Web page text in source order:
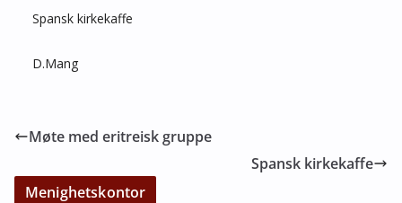
Spansk kirkekaffe
D.Mang
Møte med eritreisk gruppe
Spansk kirkekaffe
Menighetskontor